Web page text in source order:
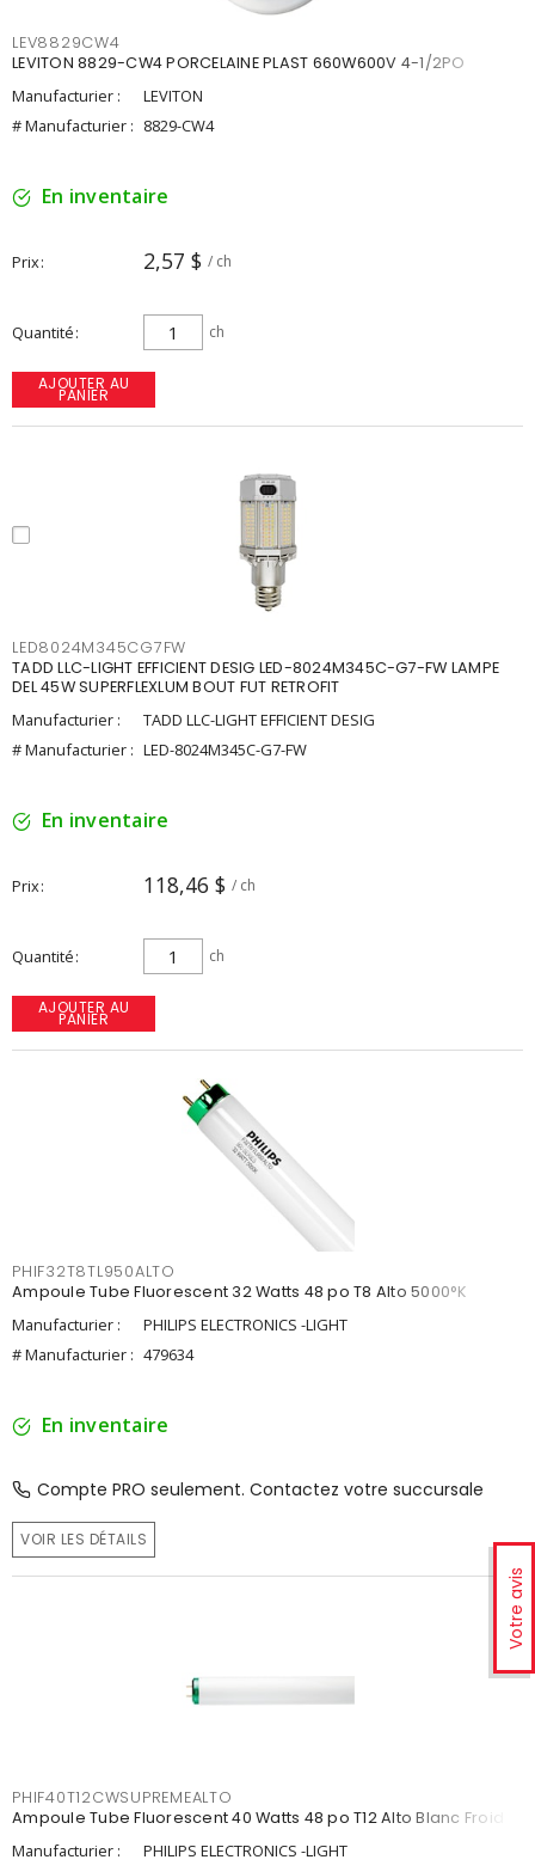
Votre avis
LEV8829CW4
LEVITON 8829-CW4 PORCELAINE PLAST 660W600V 4-1/2PO
Manufacturier :
LEVITON
# Manufacturier : 8829-CW4
En inventaire
Prix 2,57 $ / ch
Quantité ch
AJOUTER AU
PANIER
LED8024M345CG7FW
TADD LLC-LIGHT EFFICIENT DESIG LED-8024M345C-G7-FW LAMPE
DEL 45W SUPERFLEXLUM BOUT FUT RETROFIT
Manufacturier :
TADD LLC-LIGHT EFFICIENT DESIG
# Manufacturier : LED-8024M345C-G7-FW
En inventaire
Prix 118,46 $ / ch
Quantité ch
AJOUTER AU
PANIER
PHIF32T8TL950ALTO
Ampoule Tube Fluorescent 32 Watts 48 po T8 Alto 5000°K
Manufacturier :
PHILIPS ELECTRONICS -LIGHT
# Manufacturier : 479634
En inventaire
Compte PRO seulement. Contactez votre succursale
VOIR LES DÉTAILS
PHIF40T12CWSUPREMEALTO
Ampoule Tube Fluorescent 40 Watts 48 po T12 Alto Blanc Froid
Manufacturier :
PHILIPS ELECTRONICS -LIGHT